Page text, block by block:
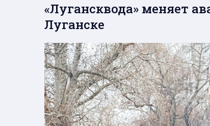
«Лугансквода» меняет
Луганске